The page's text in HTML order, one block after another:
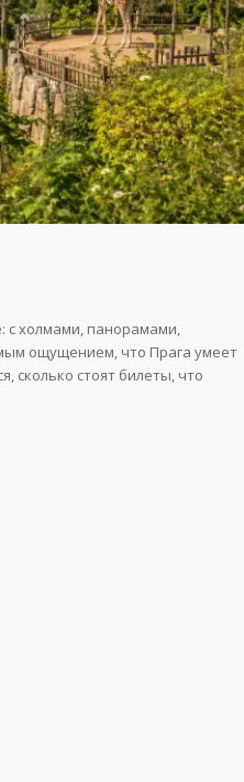
с холмами, панорамами,
ощущением, что Прага умеет
сколько стоят билеты, что